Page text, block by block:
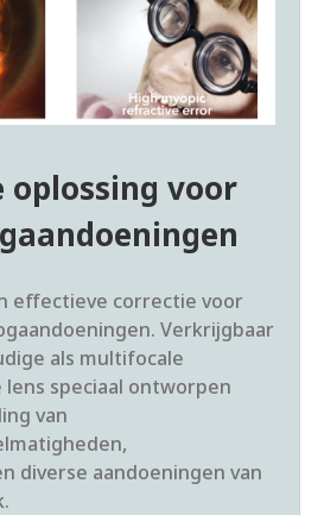
oplossing voor
effectieve correctie voor
Verkrijgbaar
als multifocale
lens speciaal ontworpen
van
diverse aandoeningen van